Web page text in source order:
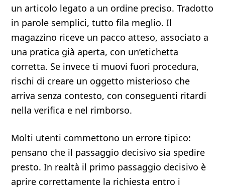
un articolo legato a un ordine preciso. Tradotto
in parole semplici, tutto fila meglio. Il
magazzino riceve un pacco atteso, associato a
una pratica già aperta, con un’etichetta
corretta. Se invece ti muovi fuori procedura,
rischi di creare un oggetto misterioso che
arriva senza contesto, con conseguenti ritardi
nella verifica e nel rimborso.
Molti utenti commettono un errore tipico:
pensano che il passaggio decisivo sia spedire
presto. In realtà il primo passaggio decisivo è
aprire correttamente la richiesta entro i